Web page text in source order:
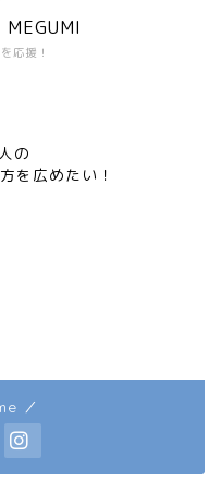
応援！
の
を広めたい！
／